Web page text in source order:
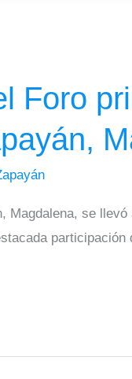
Foro
se llevó
participación